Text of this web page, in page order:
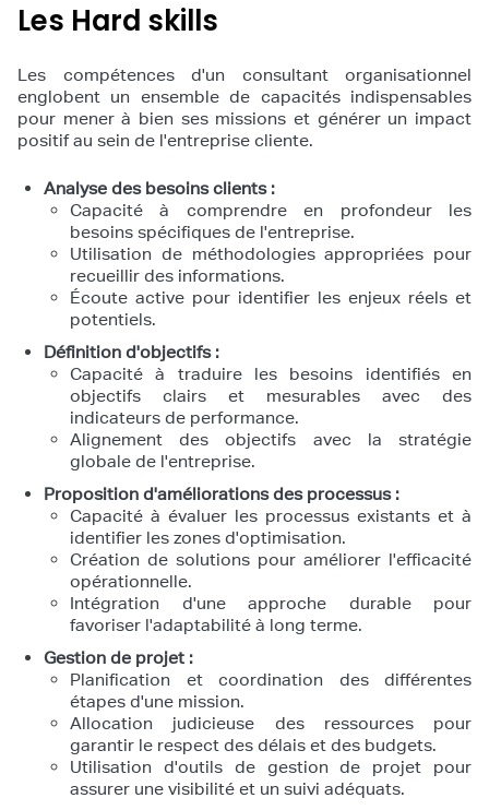
Les Hard skills
Les compétences d'un consultant organisationnel
englobent un ensemble de capacités indispensables
pour mener à bien ses missions et générer un impact
positif au sein de l'entreprise cliente.
Analyse des besoins clients :
Capacité à comprendre en profondeur les
besoins spécifiques de l'entreprise.
Utilisation de méthodologies appropriées pour
recueillir des informations.
Écoute active pour identifier les enjeux réels et
potentiels.
Définition d'objectifs :
Capacité à traduire les besoins identifiés en
objectifs clairs et mesurables avec des
indicateurs de performance.
Alignement des objectifs avec la stratégie
globale de l'entreprise.
Proposition d'améliorations des processus :
Capacité à évaluer les processus existants et à
identifier les zones d'optimisation.
Création de solutions pour améliorer l'efficacité
opérationnelle.
Intégration d'une approche durable pour
favoriser l'adaptabilité à long terme.
Gestion de projet :
Planification et coordination des différentes
étapes d'une mission.
Allocation judicieuse des ressources pour
garantir le respect des délais et des budgets.
Utilisation d'outils de gestion de projet pour
assurer une visibilité et un suivi adéquats.